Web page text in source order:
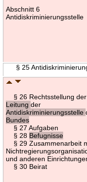
Abschnitt 6
Antidiskriminierungsstelle
§ 25
§ 26 Rechtsstellung der
Leitungder
Antidiskriminierungsstelle
Bundes
§ 27 Aufgaben
§ 28 Befugnisse
§ 29 Zusammenarbeit
und anderen
§ 30 Beirat